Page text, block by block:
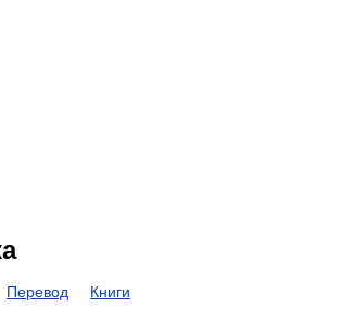
Перевод Книги